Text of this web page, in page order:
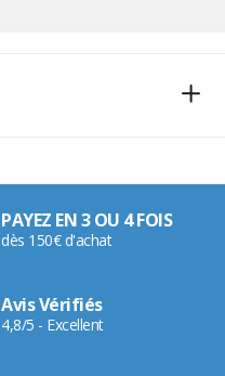
PAYEZ EN 3 OU 4 FOIS
dès 150€ d'achat
Avis Vérifiés
4,8/5 - Excellent